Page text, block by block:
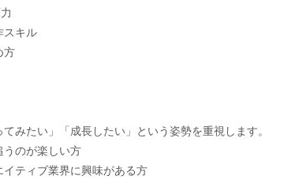
スキル
方
みたい」「成長したい」という姿勢を重視します。
うのが楽しい方
イティブ業界に興味がある方